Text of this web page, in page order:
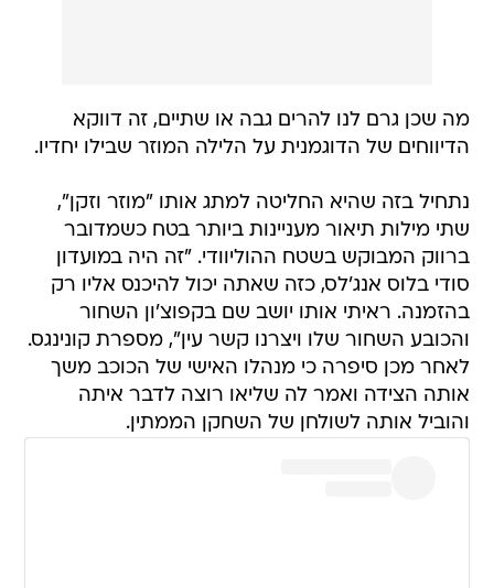
מה שכן גרם לנו להרים גבה או שתיים, זה דווקא
הדיווחים של הדוגמנית על הלילה המוזר שבילו יחדיו.
נתחיל בזה שהיא החליטה למתג אותו "מוזר וזקן",
שתי מילות תיאור מעניינות ביותר בטח כשמדובר
ברווק המבוקש בשטח ההוליוודי. "זה היה במועדון
סודי בלוס אנג'לס, כזה שאתה יכול להיכנס אליו רק
בהזמנה. ראיתי אותו יושב שם בקפוצ'ון השחור
והכובע השחור שלו ויצרנו קשר עין", מספרת קונינגס.
לאחר מכן סיפרה כי מנהלו האישי של הכוכב משך
אותה הצידה ואמר לה שליאו רוצה לדבר איתה
והוביל אותה לשולחן של השחקן הממתין.